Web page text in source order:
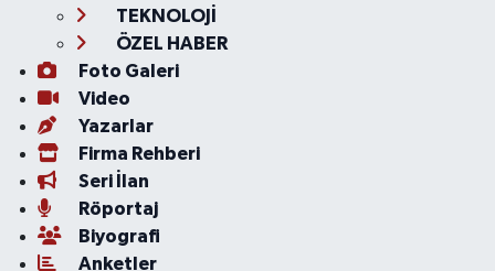
TEKNOLOJİ
ÖZEL HABER
Foto Galeri
Video
Yazarlar
Firma Rehberi
Seri İlan
Röportaj
Biyografi
Anketler